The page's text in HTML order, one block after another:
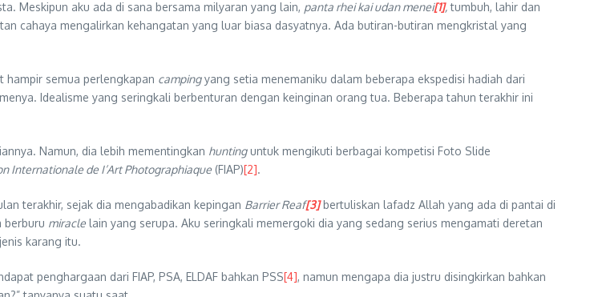
Meskipun aku ada di sana bersama milyaran yang lain, panta rhei kai udan menei[1],tumbuh, lahir dan
cahaya mengalirkan kehangatan yang luar biasa dasyatnya. Ada butiran-butiran mengkristal yang
hampir semua perlengkapan campingyang setia menemaniku dalam beberapa ekspedisi hadiah dari
Idealisme yang seringkali berbenturan dengan keinginan orang tua. Beberapa tahun terakhir ini
Namun, dia lebih mementingkan huntinguntuk mengikuti berbagai kompetisi Foto Slide
Internationale de I’Art Photographiaque (FIAP)[2].
terakhir, sejak dia mengabadikan kepingan Barrier Reaf[3]bertuliskan lafadz Allah yang ada di pantai di
berburu miracle lain yang serupa. Aku seringkali memergoki dia yang sedang serius mengamati deretan
karang itu.
penghargaan dari FIAP, PSA, ELDAF bahkan PSS[4], namun mengapa dia justru disingkirkan bahkan